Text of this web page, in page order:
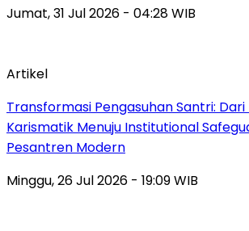
Jumat, 31 Jul 2026 - 04:28 WIB
Artikel
Transformasi Pengasuhan Santri:
Karismatik Menuju Institutional
Pesantren Modern
Minggu, 26 Jul 2026 - 19:09 WIB